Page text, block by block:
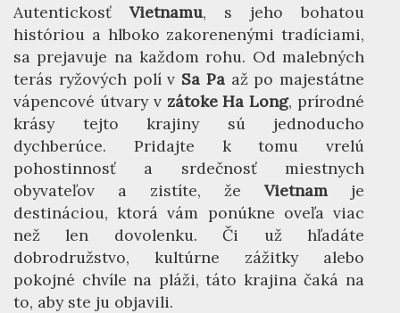
Autentickosť Vietnamu, s jeho bohatou
históriou a hlboko zakorenenými tradíciami,
sa prejavuje na každom rohu. Od malebných
terás ryžových polí v Sa Paaž po majestátne
vápencové útvary v zátoke Ha Long, prírodné
krásy tejto krajiny sú jednoducho
dychberúce. Pridajte k tomu vrelú
pohostinnosť a srdečnosť miestnych
obyvateľov a zistíte, že Vietnam je
destináciou, ktorá vám ponúkne oveľa viac
než len dovolenku. Či už hľadáte
dobrodružstvo, kultúrne zážitky alebo
pokojné chvíle na pláži, táto krajina čaká na
to, aby ste ju objavili.